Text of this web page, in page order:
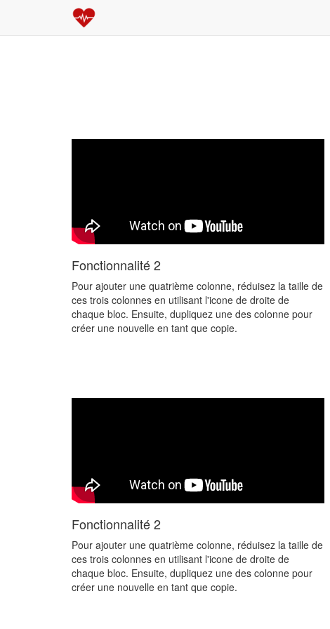
Fonctionnalité 2
Pour ajouter une quatrième colonne, réduisez la taille de
ces trois colonnes en utilisant l'icone de droite de
chaque bloc. Ensuite, dupliquez une des colonne pour
créer une nouvelle en tant que copie.
Fonctionnalité 2
Pour ajouter une quatrième colonne, réduisez la taille de
ces trois colonnes en utilisant l'icone de droite de
chaque bloc. Ensuite, dupliquez une des colonne pour
créer une nouvelle en tant que copie.